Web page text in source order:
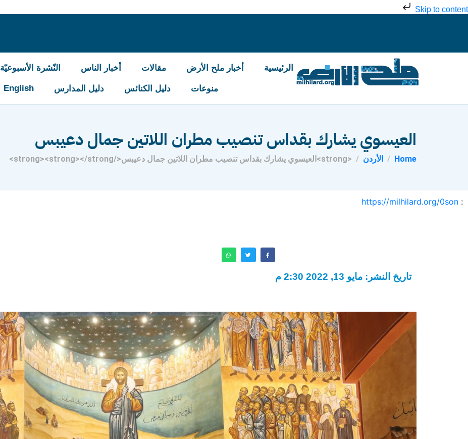
Skip to content
الرئيسية أخبار ملح الأرض مقالات أخبار الناس النّشرة الأسبوعيّة
منوعات دليل الكنائس دليل المدارس English
العيسوي يشارك بقداس تنصيب مطران اللاتين جمال دعيبس
Home الأردن <strong>العيسوي يشارك بقداس تنصيب مطران اللاتين جمال دعيبس</strong><strong></strong>
:
https://milhilard.org/0son
تاريخ النشر: مايو 13, 2022 2:30 م